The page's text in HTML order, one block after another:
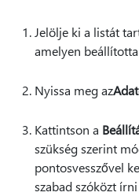
Jelölje ki a listát
amelyen
Nyissa meg az
Kattintson a
szükség szerint
pontosvesszővel
szabad szóközt